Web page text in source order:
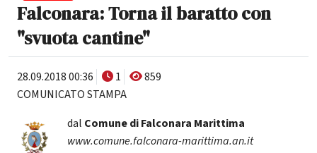
Falconara: Torna il baratto con
"svuota cantine"
28.09.2018 00:36 1
859
COMUNICATO STAMPA
dal Comune di Falconara Marittima
www.comune.falconara-marittima.an.it